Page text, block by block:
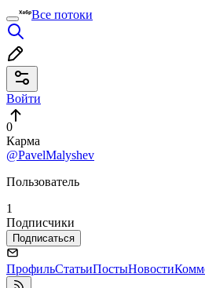
Все потоки
Войти
0
Карма
@PavelMalyshev
Пользователь
1
Подписчики
Подписаться
ПрофильСтатьиПостыНовости